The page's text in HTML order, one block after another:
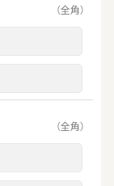
（全角）
（全角）